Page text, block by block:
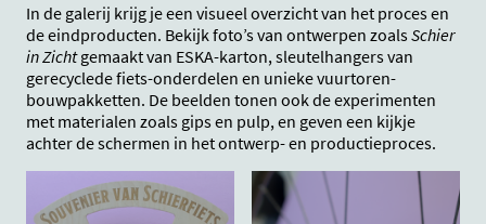
In de galerij krijg je een visueel overzicht van het proces en
de eindproducten. Bekijk foto’s van ontwerpen zoalsSchier
in Zichtgemaakt van ESKA-karton, sleutelhangers van
gerecyclede fiets-onderdelen en unieke vuurtoren-
bouwpakketten. De beelden tonen ook de experimenten
met materialen zoals gips en pulp, en geven een kijkje
achter de schermen in het ontwerp- en productieproces.